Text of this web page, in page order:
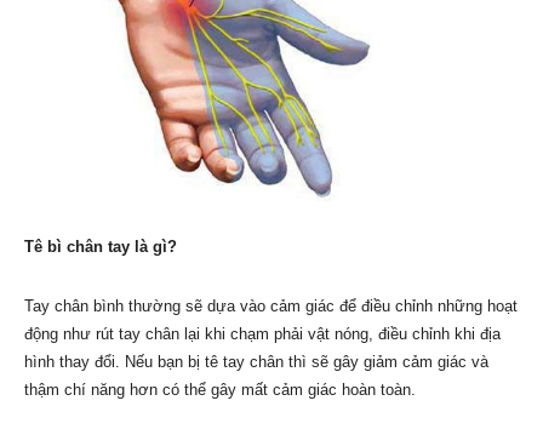
Tê bì chân tay là gì?
Tay chân bình thường sẽ dựa vào cảm giác để điều chỉnh những hoạt
động như rút tay chân lại khi chạm phải vật nóng, điều chỉnh khi địa
hình thay đổi. Nếu bạn bị tê tay chân thì sẽ gây giảm cảm giác và
thậm chí năng hơn có thể gây mất cảm giác hoàn toàn.